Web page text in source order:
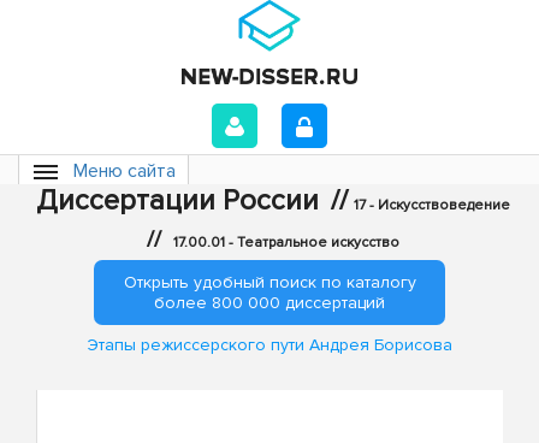
Меню сайта
Диссертации России // 17 - Искусствоведение
// 17.00.01 - Театральное искусство
Открыть удобный поиск по каталогу
более 800 000 диссертаций
Этапы режиссерского пути Андрея Борисова